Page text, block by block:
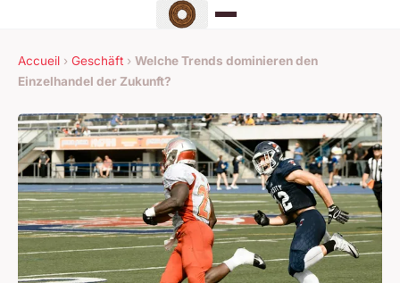
Accueil › Geschäft › Welche Trends dominieren den
Einzelhandel der Zukunft?